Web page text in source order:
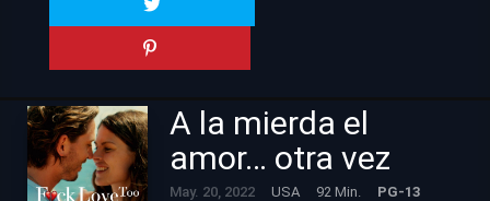
A la mierda el
amor… otra vez
May. 20, 2022 USA 92 Min. PG-13